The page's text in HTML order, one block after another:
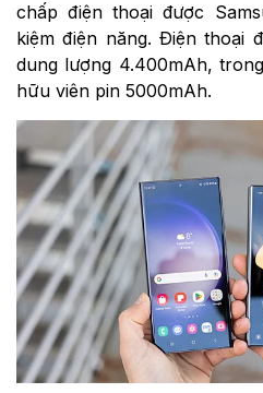
chấp điện thoại được
kiệm điện năng. Điện thoại
dung lượng 4.400mAh,
hữu viên pin 5000mAh.